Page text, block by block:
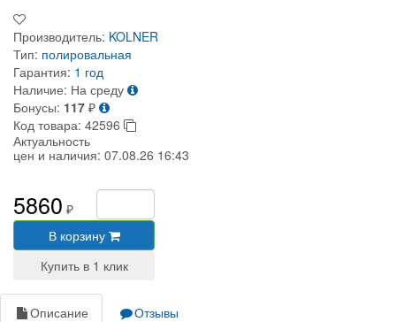
Производитель: KOLNER
Тип: полировальная
Гарантия: 1 год
Наличие: На среду
Бонусы: 117 ₽
Код товара: 42596
Актуальность
цен и наличия: 07.08.26 16:43
5860 ₽
В корзину
Описание
Отзывы